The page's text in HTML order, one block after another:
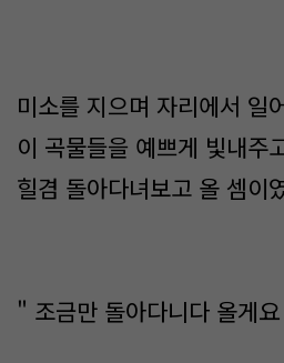
미소를 지으며 자리에서 일
이 곡물들을 예쁘게 빛내주
힐겸 돌아다녀보고 올 셈이
" 조금만 돌아다니다 올게